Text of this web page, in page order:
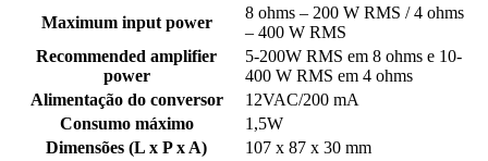
Maximum input power
8 ohms – 200 W RMS / 4 ohms
– 400 W RMS
Recommended amplifier
power
5-200W RMS em 8 ohms e 10-
400 W RMS em 4 ohms
Alimentação do conversor
12VAC/200 mA
Consumo máximo
1,5W
Dimensões (L x P x A)
107 x 87 x 30 mm